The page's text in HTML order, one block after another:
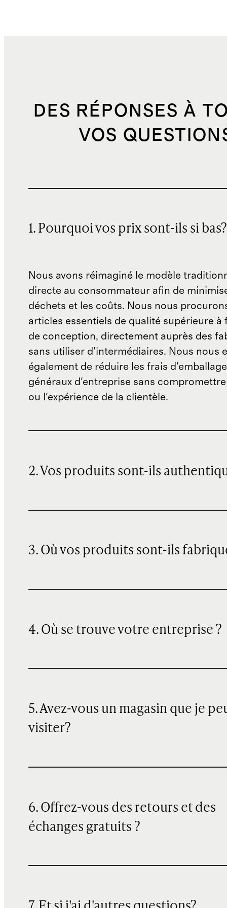
DES RÉPONSES À
VOS
1. Pourquoi vos prix sont-ils si bas?
Nous avons réimaginé le modèle
directe au consommateur afin de
déchets et les coûts. Nous nous
articles essentiels de qualité supérieure à
de conception, directement auprès des
sans utiliser d'intermédiaires. Nous nous
également de réduire les frais
généraux d'entreprise sans
ou l'expérience de la clientèle.
2. Vos produits sont-ils
3. Où vos produits sont-ils
4. Où se trouve votre entreprise ?
5. Avez-vous un magasin que je
visiter?
6. Offrez-vous des retours et des
échanges gratuits ?